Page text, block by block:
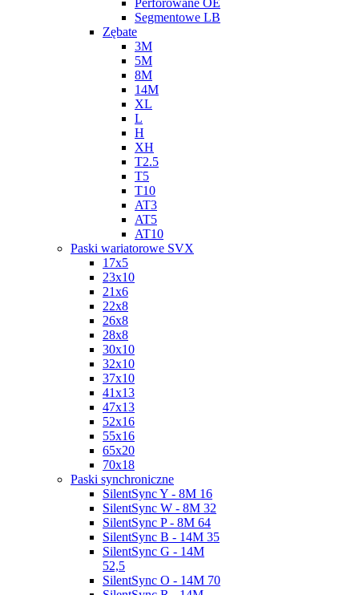
Segmentowe LB
Zębate
3M
5M
8M
14M
XL
L
H
XH
T2.5
T5
T10
AT3
AT5
AT10
Paski wariatorowe SVX
17x5
23x10
21x6
22x8
26x8
28x8
30x10
32x10
37x10
41x13
47x13
52x16
55x16
65x20
70x18
Paski synchroniczne
SilentSync Y - 8M 16
SilentSync W - 8M 32
SilentSync P - 8M 64
SilentSync B - 14M 35
SilentSync G - 14M
52,5
SilentSync O - 14M 70